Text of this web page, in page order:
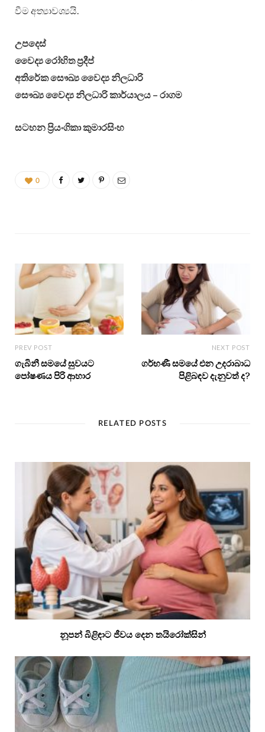
වීම අත්‍යාවශ්‍යයි.
උපදෙස්
වෛද්‍ය රෝහිත ප්‍රදීප්
අතිරේක සෞඛ්‍ය වෛද්‍ය නිලධාරි
සෞඛ්‍ය වෛද්‍ය නිලධාරි කාර්යාලය – රාගම
සටහන ප්‍රියංගිකා කුමාරසිංහ
0
PREV POST
ගැබිනී සමයේ සුවයට
පෝෂණය පිරි ආහාර
NEXT POST
ගර්භණී සමයේ එන උදරාබාධ
පිළිබඳව දැනුවත් ද?
RELATED POSTS
නූපන් බිළිඳාට ජීවය දෙන තයිරෝක්සින්